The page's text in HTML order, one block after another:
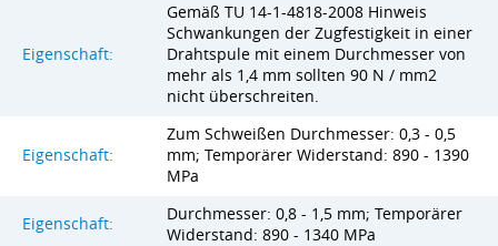
Eigenschaft:
Gemäß TU 14-1-4818-2008 Hinweis
Schwankungen der Zugfestigkeit in einer
Drahtspule mit einem Durchmesser von
mehr als 1,4 mm sollten 90 N / mm2
nicht überschreiten.
Eigenschaft:
Zum Schweißen Durchmesser: 0,3 - 0,5
mm; Temporärer Widerstand: 890 - 1390
MPa
Eigenschaft:
Durchmesser: 0,8 - 1,5 mm; Temporärer
Widerstand: 890 - 1340 MPa